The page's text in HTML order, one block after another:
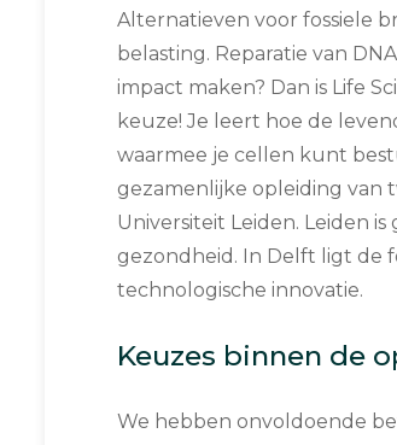
Alternatieven voor fossiele
belasting. Reparatie van
impact maken? Dan is Life
keuze! Je leert hoe de
waarmee je cellen kunt
gezamenlijke opleiding van
Universiteit Leiden. Leiden
gezondheid. In Delft ligt de
technologische innovatie.
Keuzes binnen de
We hebben onvoldoende